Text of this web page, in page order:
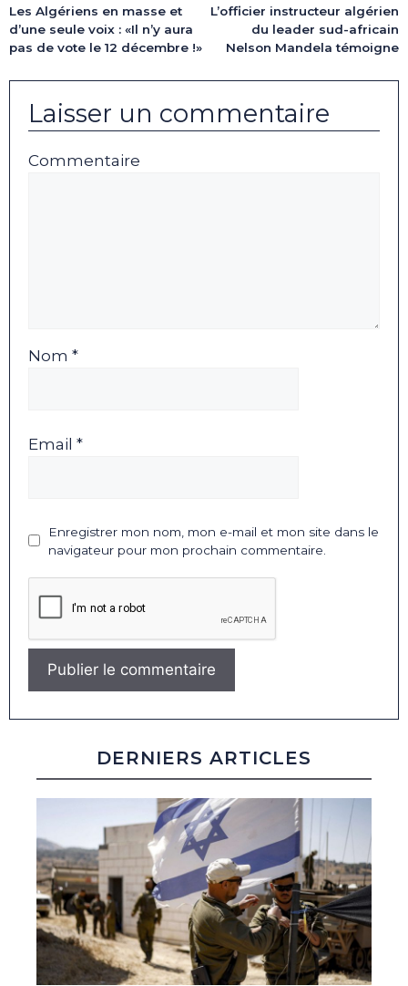
Les Algériens en masse et
d’une seule voix : «Il n’y aura
pas de vote le 12 décembre !»
L’officier instructeur algérien
du leader sud-africain
Nelson Mandela témoigne
Laisser un commentaire
Commentaire
Nom *
Email *
Enregistrer mon nom, mon e-mail et mon site dans le
navigateur pour mon prochain commentaire.
DERNIERS ARTICLES